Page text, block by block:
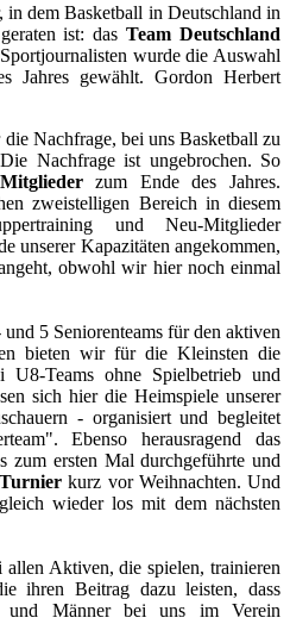
dem Basketball in Deutschland in
ist: dasTeam Deutschland
wurde die Auswahl
Jahres gewählt. Gordon Herbert
Nachfrage, bei uns Basketball zu
Nachfrage ist ungebrochen. So
zum Ende des Jahres.
zweistelligen Bereich in diesem
und Neu-Mitglieder
unserer Kapazitäten angekommen,
obwohl wir hier noch einmal
5 Seniorenteams für den aktiven
bieten wir für die Kleinsten die
Teams ohne Spielbetrieb und
sich hier die Heimspiele unserer
- organisiert und begleitet
Ebenso herausragend das
zum ersten Mal durchgeführte und
kurz vor Weihnachten. Und
wieder los mit dem nächsten
Aktiven, die spielen, trainieren
ihren Beitrag dazu leisten, dass
und Männer bei uns im Verein